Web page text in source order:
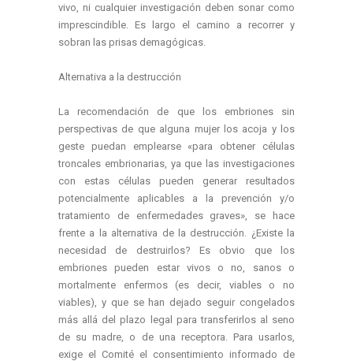
vivo, ni cualquier investigación deben sonar como
imprescindible. Es largo el camino a recorrer y
sobran las prisas demagógicas.
Alternativa a la destrucción
La recomendación de que los embriones sin
perspectivas de que alguna mujer los acoja y los
geste puedan emplearse «para obtener células
troncales embrionarias, ya que las investigaciones
con estas células pueden generar resultados
potencialmente aplicables a la prevención y/o
tratamiento de enfermedades graves», se hace
frente a la alternativa de la destrucción. ¿Existe la
necesidad de destruirlos? Es obvio que los
embriones pueden estar vivos o no, sanos o
mortalmente enfermos (es decir, viables o no
viables), y que se han dejado seguir congelados
más allá del plazo legal para transferirlos al seno
de su madre, o de una receptora. Para usarlos,
exige el Comité el consentimiento informado de